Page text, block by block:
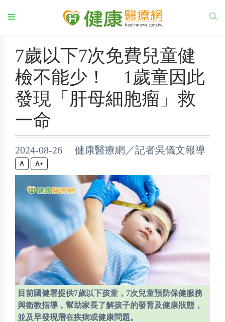
7歲以下7次免費兒童健
檢不能少！ 1歲童因此
發現「肝母細胞瘤」救
一命
2024-08-26 健康醫療網／記者吳儀文報導
+
目前國健署提供7歲以下孩童，7次兒童預防保健服務
與衛教指導，幫助家長了解孩子的發育及健康狀態，
並及早發現潛在疾病或健康問題。